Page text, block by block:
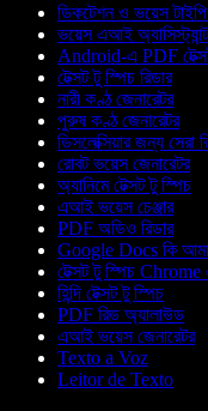
ডিকটেশন ও ভয়েস
ভয়েস এআই অ্যাসিস্ট্যান্ট
Android-এ PDF
টেক্সট টু স্পিচ রিডার
নারী কণ্ঠ জেনারেটর
পুরুষ কণ্ঠ জেনারেটর
ডিসলেক্সিয়ার জন্য সেরা
রোবট ভয়েস জেনারেটর
অ্যানিমে টেক্সট টু স্পিচ
এআই ভয়েস চেঞ্জার
PDF অডিও রিডার
Google Docs কি
টেক্সট টু স্পিচ Chrome
হিন্দি টেক্সট টু স্পিচ
PDF রিড অ্যালাউড
এআই ভয়েস জেনারেটর
Texto a Voz
Leitor de Texto